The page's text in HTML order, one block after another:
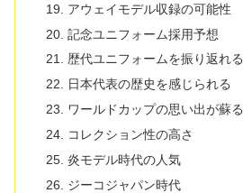
アウェイモデル収録の可能性
記念ユニフォーム採用予想
歴代ユニフォームを振り返れる
日本代表の歴史を感じられる
ワールドカップの思い出が蘇る
コレクション性の高さ
炎モデル時代の人気
ジーコジャパン時代